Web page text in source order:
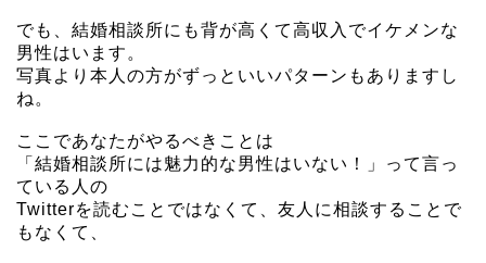
でも、結婚相談所にも背が高くて高収入でイケメンな
男性はいます。
写真より本人の方がずっといいパターンもありますし
ね。
ここであなたがやるべきことは
「結婚相談所には魅力的な男性はいない！」って言っ
ている人の
Twitterを読むことではなくて、友人に相談することで
もなくて、